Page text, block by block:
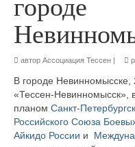
СМИ о нас
Фото
Видео
Наставники
Клубы
автор Ассоциация Тессен |
В городе Невинномысске,
«Тессен-Невинномысск»,
планом Санкт-
Российского Союза
Айкидо России и